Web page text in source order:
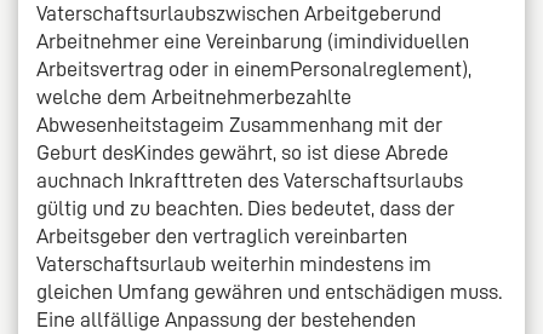
Vaterschaftsurlaubszwischen Arbeitgeberund
Arbeitnehmer eine Vereinbarung (imindividuellen
Arbeitsvertrag oder in einemPersonalreglement),
welche dem Arbeitnehmerbezahlte
Abwesenheitstageim Zusammenhang mit der
Geburt desKindes gewährt, so ist diese Abrede
auchnach Inkrafttreten des Vaterschaftsurlaubs
gültig und zu beachten. Dies bedeutet, dass der
Arbeitsgeber den vertraglich vereinbarten
Vaterschaftsurlaub weiterhin mindestens im
gleichen Umfang gewähren und entschädigen muss.
Eine allfällige Anpassung der bestehenden